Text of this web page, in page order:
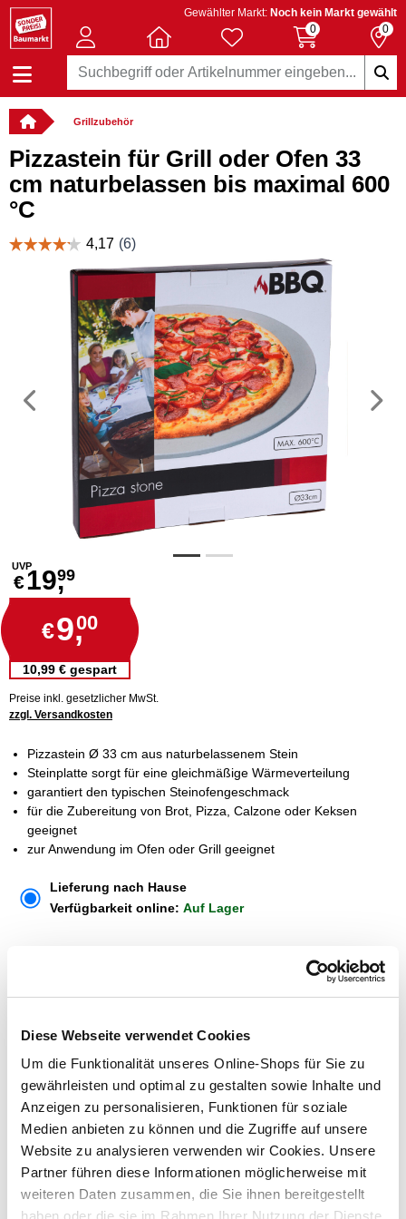
Diese Webseite verwendet Cookies
Um die Funktionalität unseres Online-Shops für Sie zu
gewährleisten und optimal zu gestalten sowie Inhalte und
Anzeigen zu personalisieren, Funktionen für soziale
Medien anbieten zu können und die Zugriffe auf unsere
Website zu analysieren verwenden wir Cookies. Unsere
Partner führen diese Informationen möglicherweise mit
weiteren Daten zusammen, die Sie ihnen bereitgestellt
haben oder die sie im Rahmen Ihrer Nutzung der Dienste
Gewählter Markt: Noch kein Markt gewählt
0
0
Grillzubehör
Pizzastein für Grill oder Ofen 33
cm naturbelassen bis maximal 600
°C
Vorheriges
UVP
€19,99
€9,00
10,99 € gespart
Preise inkl. gesetzlicher MwSt.
zzgl. Versandkosten
Pizzastein Ø 33 cm aus naturbelassenem Stein
Steinplatte sorgt für eine gleichmäßige Wärmeverteilung
garantiert den typischen Steinofengeschmack
für die Zubereitung von Brot, Pizza, Calzone oder Keksen
geeignet
zur Anwendung im Ofen oder Grill geeignet
Lieferung nach Hause
Verfügbarkeit online: Auf Lager
Um Abholung im Markt nutzen zu können, wähle zunächst
einen Markt
Jetzt prüfen und Markt auswählen
Menge
In den Warenkorb
Merken